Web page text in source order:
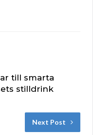
till smarta
stilldrink
Next Post